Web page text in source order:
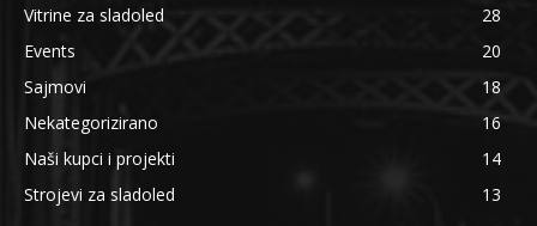
Vitrine za sladoled
28
Events
20
Sajmovi
18
Nekategorizirano
16
Naši kupci i projekti
14
Strojevi za sladoled
13